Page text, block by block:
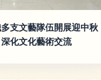
支文藝隊伍開展迎中秋
化文化藝術交流